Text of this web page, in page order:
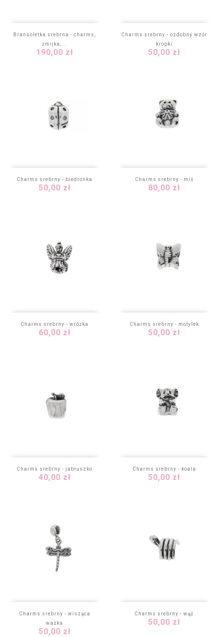
Bransoletka srebrna - charms,
żmijka,...
Cena
190,00 zł
Charms srebrny - ozdobny wzór
kropki
Cena
50,00 zł
Charms srebrny - biedronka
Cena
50,00 zł
Charms srebrny - miś
Cena
80,00 zł
Charms srebrny - wróżka
Cena
60,00 zł
Charms srebrny - motylek
Cena
50,00 zł
Charms srebrny - jabłuszko
Cena
40,00 zł
Charms srebrny - koala
Cena
50,00 zł
Charms srebrny - wisząca
ważka
Cena
50,00 zł
Charms srebrny - wąż
Cena
50,00 zł